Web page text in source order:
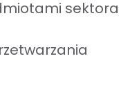
sektora